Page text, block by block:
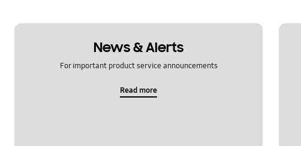
News & Alerts
For important product service announcements
Read more